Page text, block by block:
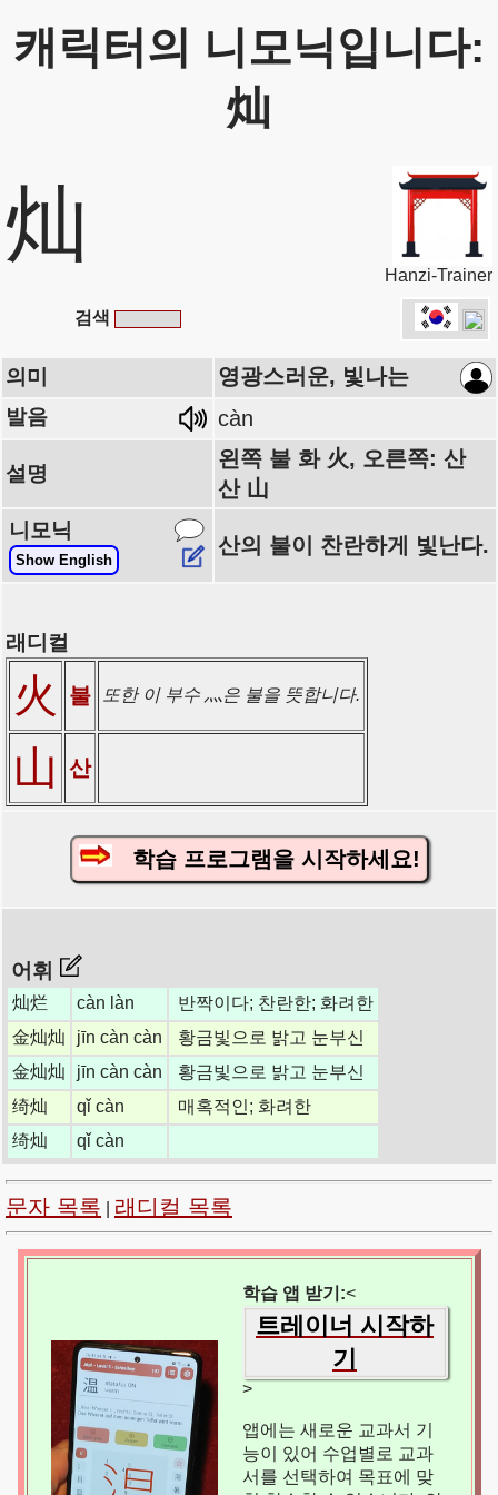
캐릭터의 니모닉입니다:
灿
灿
Hanzi-Trainer
검색
의미 영광스러운, 빛나는
발음 càn
설명
왼쪽 불 화 火, 오른쪽: 산
산 山
니모닉
Show English
산의 불이 찬란하게 빛난다.
래디컬
火 불 또한 이 부수 灬은 불을 뜻합니다.
山 산
학습 프로그램을 시작하세요!
어휘
灿烂 càn làn
반짝이다; 찬란한; 화려한
金灿灿
jīn càn càn
황금빛으로 밝고 눈부신
金灿灿
jīn càn càn
황금빛으로 밝고 눈부신
绮灿
qǐ càn
매혹적인; 화려한
绮灿
qǐ càn
문자 목록 래디컬 목록
학습 앱 받기:<
트레이너 시작하
기
>
앱에는 새로운 교과서 기
능이 있어 수업별로 교과
서를 선택하여 목표에 맞